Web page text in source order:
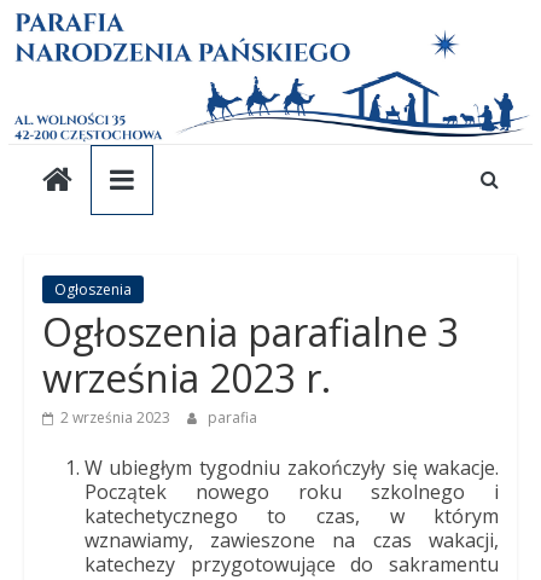
Skip
toParafia
pw.
Narodzenia
Parafia
pw.
Narodzenia
Pańskiego
Ogłoszenia
Ogłoszenia parafialne 3
września 2023 r.
2 września 2023 parafia
W ubiegłym tygodniu zakończyły się wakacje.
Początek nowego roku szkolnego i
katechetycznego to czas, w którym
wznawiamy, zawieszone na czas wakacji,
katechezy przygotowujące do sakramentu